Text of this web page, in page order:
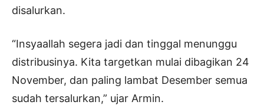
disalurkan.
“Insyaallah segera jadi dan tinggal menunggu
distribusinya. Kita targetkan mulai dibagikan 24
November, dan paling lambat Desember semua
sudah tersalurkan,” ujar Armin.